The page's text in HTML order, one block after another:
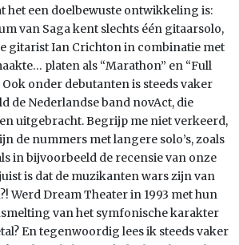
het een doelbewuste ontwikkeling is:
van Saga kent slechts één gitaarsolo,
gitarist Ian Crichton in combinatie met
platen als “Marathon” en “Full
onder debutanten is steeds vaker
de Nederlandse band novAct, die
uitgebracht. Begrijp me niet verkeerd,
de nummers met langere solo’s, zoals
in bijvoorbeeld de recensie van onze
is dat de muzikanten wars zijn van
Werd Dream Theater in 1993 met hun
van het symfonische karakter
En tegenwoordig lees ik steeds vaker